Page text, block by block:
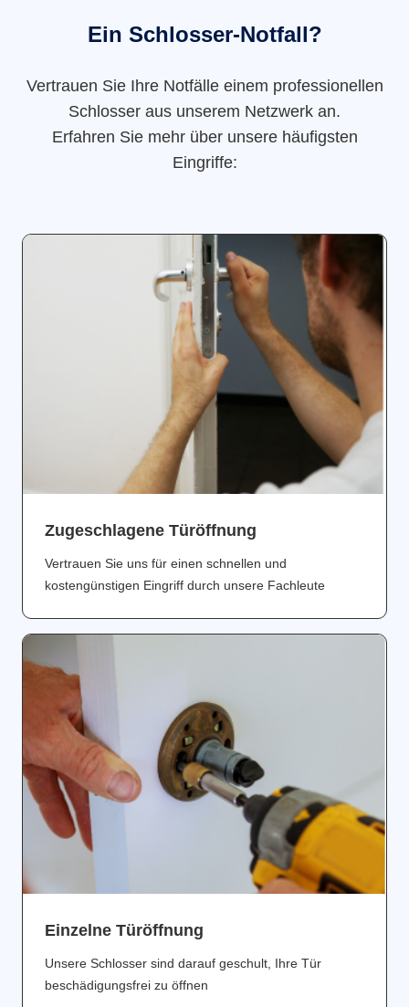
Ein Schlosser-Notfall?
Vertrauen Sie Ihre Notfälle einem professionellen
Schlosser aus unserem Netzwerk an.
Erfahren Sie mehr über unsere häufigsten
Eingriffe:
Zugeschlagene Türöffnung
Vertrauen Sie uns für einen schnellen und
kostengünstigen Eingriff durch unsere Fachleute
Einzelne Türöffnung
Unsere Schlosser sind darauf geschult, Ihre Tür
beschädigungsfrei zu öffnen